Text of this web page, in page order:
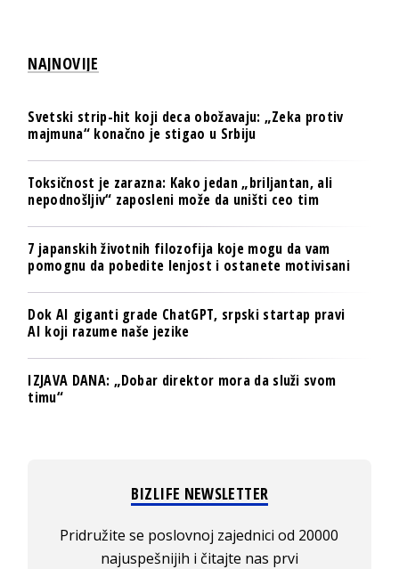
NAJNOVIJE
Svetski strip-hit koji deca obožavaju: „Zeka protiv
majmuna“ konačno je stigao u Srbiju
Toksičnost je zarazna: Kako jedan „briljantan, ali
nepodnošljiv“ zaposleni može da uništi ceo tim
7 japanskih životnih filozofija koje mogu da vam
pomognu da pobedite lenjost i ostanete motivisani
Dok AI giganti grade ChatGPT, srpski startap pravi
AI koji razume naše jezike
IZJAVA DANA: „Dobar direktor mora da služi svom
timu“
BIZLIFE NEWSLETTER
Pridružite se poslovnoj zajednici od 20000
najuspešnijih i čitajte nas prvi